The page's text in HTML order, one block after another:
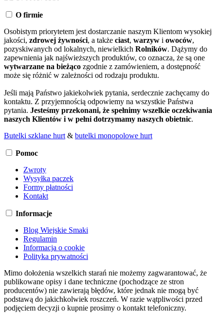
O firmie
Osobistym priorytetem jest dostarczanie naszym Klientom wysokiej
jakości, zdrowej żywności, a także ciast, warzyw i owoców,
pozyskiwanych od lokalnych, niewielkich Rolników. Dążymy do
zapewnienia jak najświeższych produktów, co oznacza, że są one
wytwarzane na bieżąco zgodnie z zamówieniem, a dostępność
może się różnić w zależności od rodzaju produktu.
Jeśli mają Państwo jakiekolwiek pytania, serdecznie zachęcamy do
kontaktu. Z przyjemnością odpowiemy na wszystkie Państwa
pytania. Jesteśmy przekonani, że spełnimy wszelkie oczekiwania
naszych Klientów i w pełni dotrzymamy naszych obietnic.
Butelki szklane hurt & butelki monopolowe hurt
Pomoc
Zwroty
Wysyłka paczek
Formy płatności
Kontakt
Informacje
Blog Wiejskie Smaki
Regulamin
Informacja o cookie
Polityka prywatności
Mimo dołożenia wszelkich starań nie możemy zagwarantować, że
publikowane opisy i dane techniczne (pochodzące ze stron
producentów) nie zawierają błędów, które jednak nie mogą być
podstawą do jakichkolwiek roszczeń. W razie wątpliwości przed
podjęciem decyzji o kupnie prosimy o kontakt telefoniczny.